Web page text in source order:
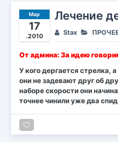
Мар
17
.2010
Лечение
Stax
От админа: За идею
У кого дергается стрелка,
они не задевают друг об
наборе скорости они
точнее чинили уже два